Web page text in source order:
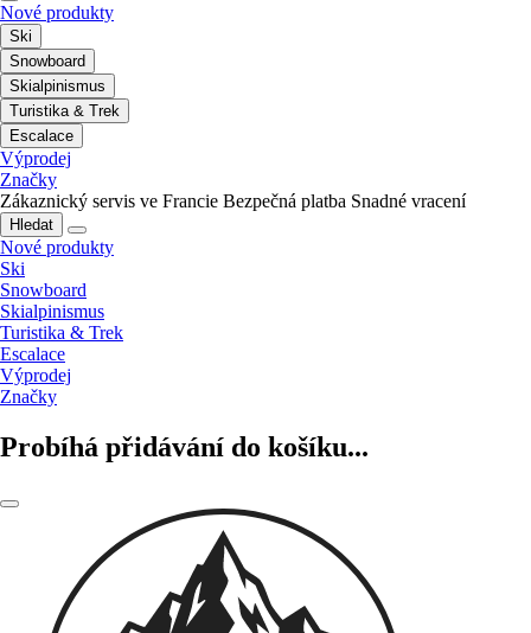
Nové produkty
Ski
Snowboard
Skialpinismus
Turistika & Trek
Escalace
Výprodej
Značky
Zákaznický servis ve Francie Bezpečná platba Snadné vracení
Hledat
Nové produkty
Ski
Snowboard
Skialpinismus
Turistika & Trek
Escalace
Výprodej
Značky
Probíhá přidávání do košíku...